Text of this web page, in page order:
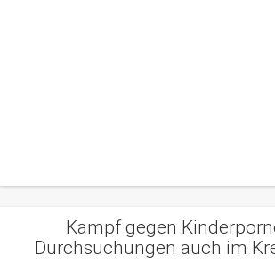
Kampf gegen
Durchsuchungen auch im